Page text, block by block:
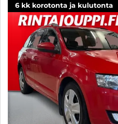
6 kk korotonta ja kulutonta